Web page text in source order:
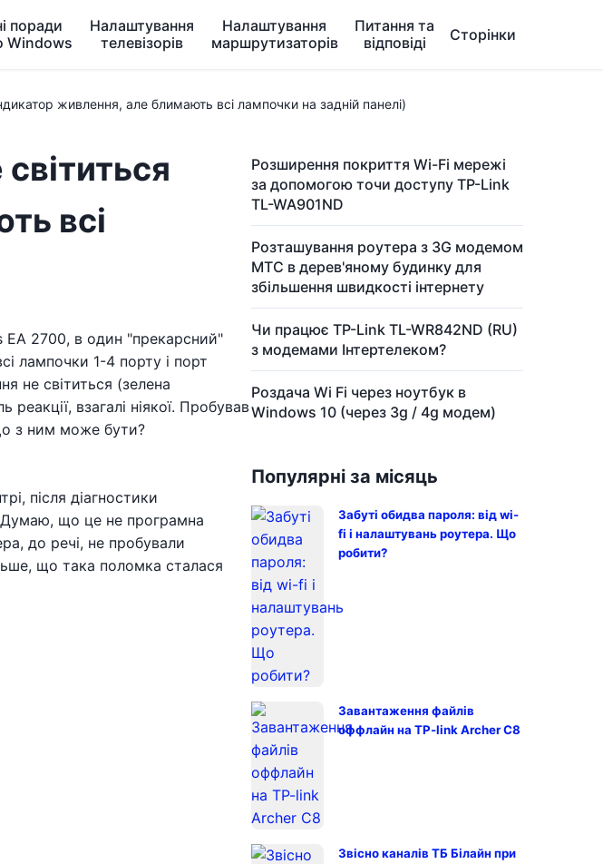
поради
Windows
Налаштування
телевізорів
Налаштування
маршрутизаторів
Питання та
відповіді
Сторінки
живлення, але блимають всі лампочки на задній панелі)
всі
2700, в один "прекарсний"
лампочки 1-4 порту і порт
не світиться (зелена
взагалі ніякої. Пробував
з ним може бути?
після діагностики
Думаю, що це не програмна
до речі, не пробували
що така поломка сталася
Розширення покриття Wi-Fi мережі
за допомогою точи доступу TP-Link
TL-WA901ND
Розташування роутера з 3G модемом
МТС в дерев'яному будинку для
збільшення швидкості інтернету
Чи працює TP-Link TL-WR842ND (RU)
з модемами Інтертелеком?
Роздача Wi Fi через ноутбук в
Windows 10 (через 3g / 4g модем)
Популярні за місяць
Забуті обидва пароля: від wi-
fi і налаштувань роутера. Що
робити?
Завантаження файлів
оффлайн на TP-link Archer C8
Звісно каналів ТБ Білайн при